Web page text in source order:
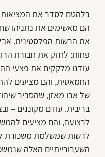
בלהטם לסדר את
הם מאשימים את נתניהו
את הרשות הפלסטינית.
פחות: לחזק את חבורת
עודנו מלקקים את פצעי
החמאסית, והם מציעים
של אבו מאזן, שהסביר
בריבית. עודם מקוננים –
לרצועה, והם מציעים
לרשות שמשלמת משכורת
השערורייתיים האלה